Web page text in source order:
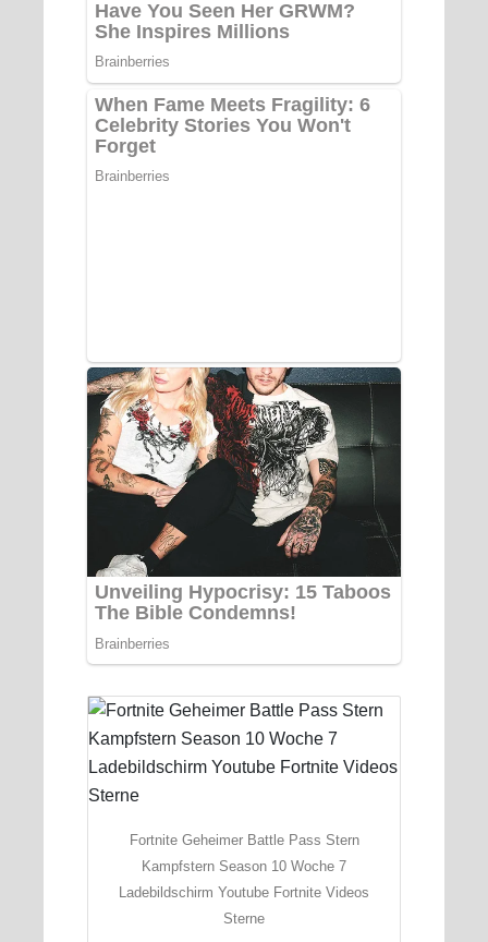
Fortnite Geheimer Battle Pass Stern
Kampfstern Season 10 Woche 7
Ladebildschirm Youtube Fortnite Videos
Sterne